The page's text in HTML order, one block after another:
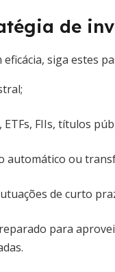
de
siga estes
ETFs, FIIs, títulos
automático ou
de curto
para